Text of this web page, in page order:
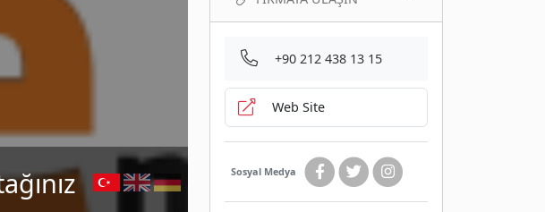
+90 212 438 13 15
Web Site
Sosyal Medya